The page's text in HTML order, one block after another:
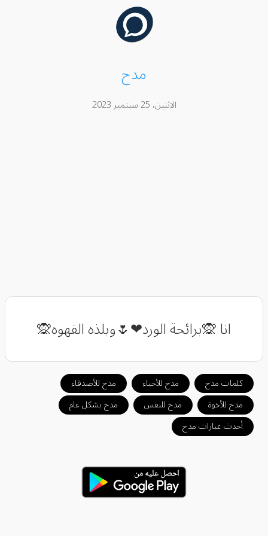
مدح
الاثنين، 25 سبتمبر 2023
انا 🙊برائحة الورد❤🌷وبلذه القهوه🙊
كلمات مدح مدح للأحباء
مدح للأصدقاء
مدح للأخوة
مدح للنفس
مدح بشكل عام
أحدث عبارات مدح